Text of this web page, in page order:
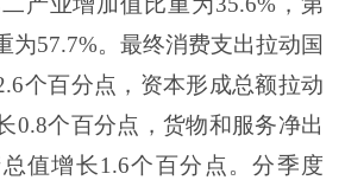
为57.7%。最终消费支出拉动国
个百分点，资本形成总额拉动
0.8个百分点，货物和服务净出
值增长1.6个百分点。分季度